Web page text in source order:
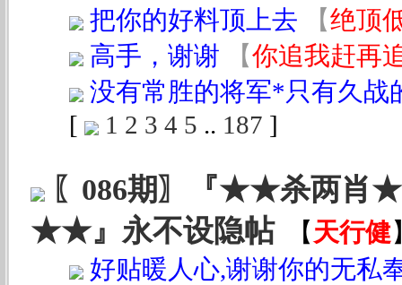
把你的好料顶上去
【绝顶
高手，谢谢
【你追我赶再
没有常胜的将军*只有久战
[
1 2 3 4 5 .. 187 ]
〖086期〗『★★杀两肖
★★』永不设隐帖
【 天行健
好贴暖人心,谢谢你的无私